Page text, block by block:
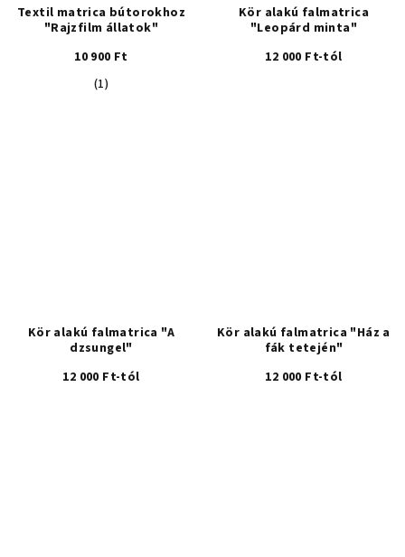
Textil matrica bútorokhoz
"Rajzfilm állatok"
10 900 Ft
A
(1)
Kör alakú falmatrica
"Leopárd minta"
12 000 Ft-tól
Kör alakú falmatrica "A
dzsungel"
12 000 Ft-tól
Kör alakú falmatrica "Ház a
fák tetején"
12 000 Ft-tól